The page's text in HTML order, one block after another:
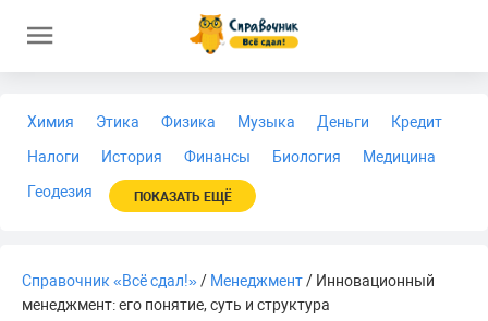
Химия Этика Физика Музыка Деньги
Кредит
Налоги
История Финансы Биология
Медицина
Геодезия
ПОКАЗАТЬ ЕЩЁ
Справочник «Всё сдал!»/ Менеджмент/ Инновационный
менеджмент: его понятие, суть и структура